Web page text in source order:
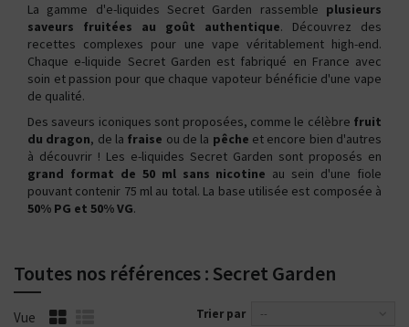
La gamme d'e-liquides Secret Garden rassemble plusieurs
saveurs fruitées au goût authentique. Découvrez des
recettes complexes pour une vape véritablement high-end.
Chaque e-liquide Secret Garden est fabriqué en France avec
soin et passion pour que chaque vapoteur bénéficie d'une vape
de qualité.
Des saveurs iconiques sont proposées, comme le célèbre fruit
du dragon, de la fraise ou de la pêche et encore bien d'autres
à découvrir ! Les e-liquides Secret Garden sont proposés en
grand format de 50 ml sans nicotine au sein d'une fiole
pouvant contenir 75 ml au total. La base utilisée est composée à
50% PG et 50% VG.
Toutes nos références : Secret Garden
Vue Trier par --